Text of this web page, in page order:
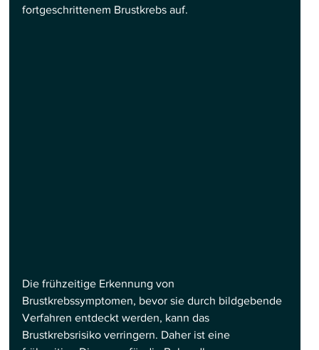
fortgeschrittenem Brustkrebs auf.
Die frühzeitige Erkennung von
Brustkrebssymptomen, bevor sie durch bildgebende
Verfahren entdeckt werden, kann das
Brustkrebsrisiko verringern. Daher ist eine